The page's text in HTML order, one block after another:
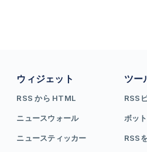
ウィジェット
RSS から HTML
ニュースウォール
ニュースティッカー
ツー
RSS
ボッ
RSS